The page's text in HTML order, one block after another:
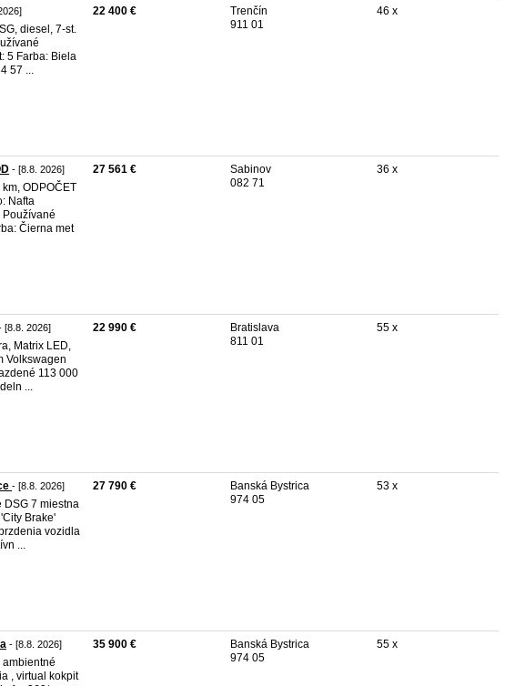
diesel, 7-st.
5 Farba: Biela
57 ...
22 400 €
Trenčín
911 01
46 x
- [8.8. 2026]
ODPOČET
Nafta
Používané
Čierna met
27 561 €
Sabinov
082 71
36 x
[8.8. 2026]
Matrix LED,
Volkswagen
113 000
...
22 990 €
Bratislava
811 01
55 x
- [8.8. 2026]
DSG 7 miestna
Brake'
vozidla
...
27 790 €
Banská Bystrica
974 05
53 x
- [8.8. 2026]
ambientné
, virtual kokpit
35 900 €
Banská Bystrica
974 05
55 x